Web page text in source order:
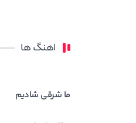
اهنگ ها
ما شرقی شادیم